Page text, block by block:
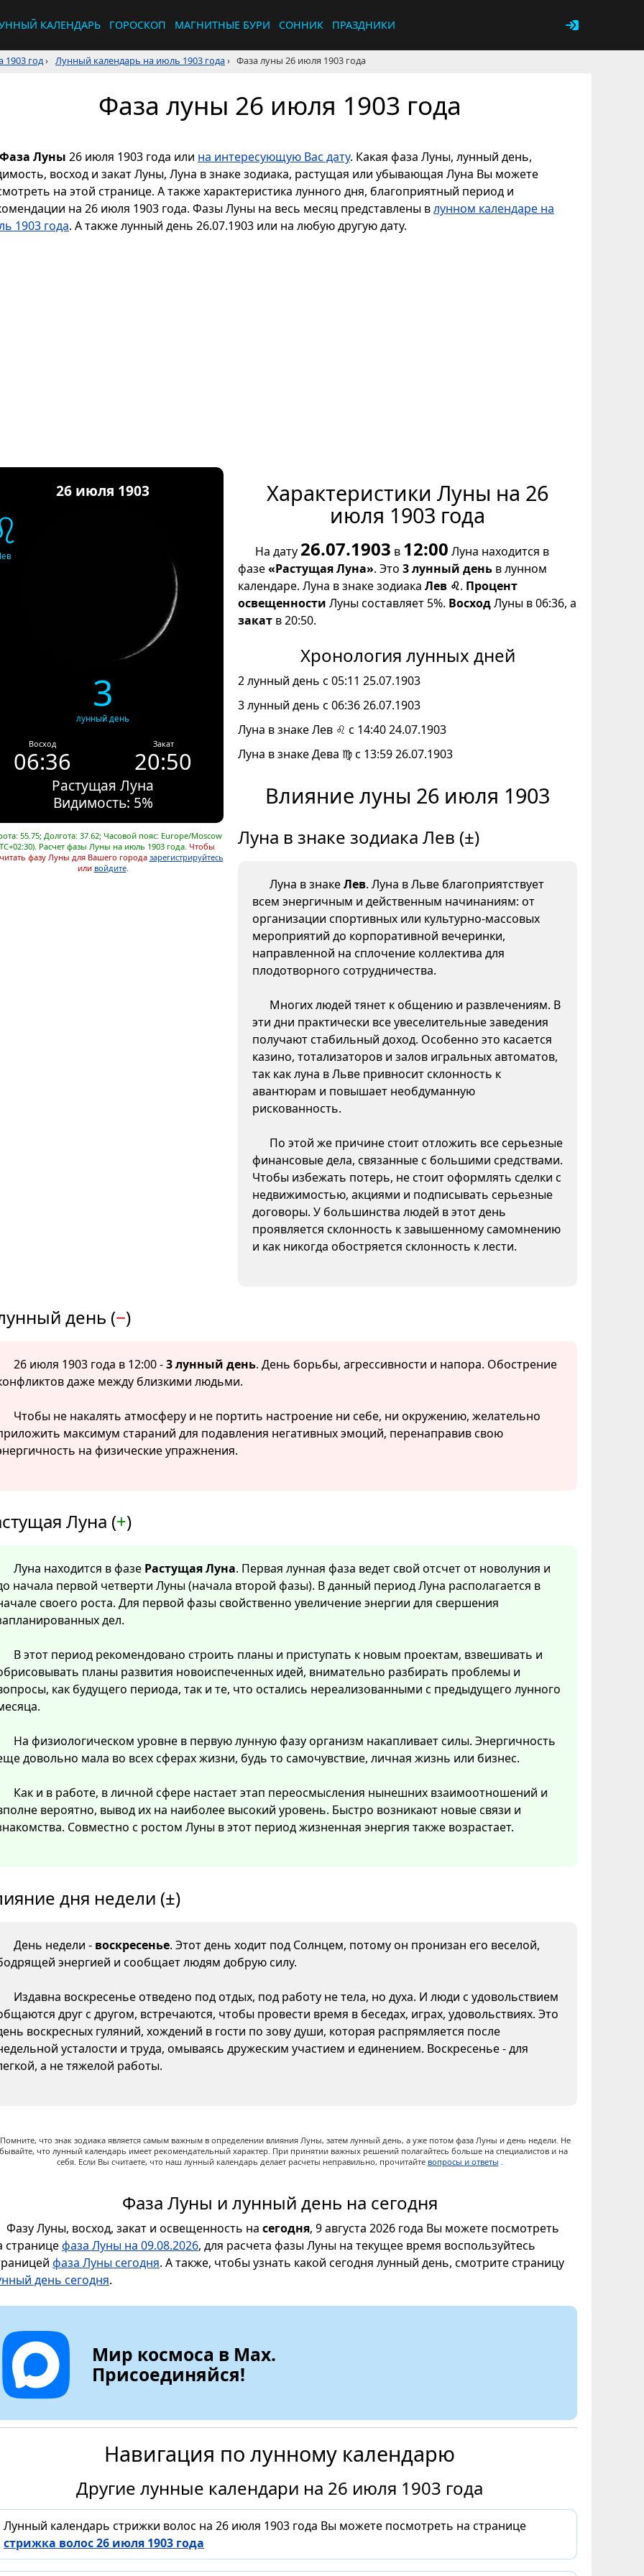
КАЛЕНДАРЬ ГОРОСКОП МАГНИТНЫЕ БУРИ СОННИК ПРАЗДНИКИ
1903 год› Лунный календарь на июль 1903 года› Фаза луны 26 июля 1903 года
Фаза луны 26 июля 1903 года
Фаза Луны 26 июля 1903 года или на интересующую Вас дату. Какая фаза Луны, лунный день,
восход и закат Луны, Луна в знаке зодиака, растущая или убывающая Луна Вы можете
на этой странице. А также характеристика лунного дня, благоприятный период и
на 26 июля 1903 года. Фазы Луны на весь месяц представлены влунном календаре на
1903 года. А также лунный день 26.07.1903 или на любую другую дату.
26 июля 1903
3
лунный день
Восход
06:36
Закат
20:50
Растущая Луна
Видимость: 5%
55.75; Долгота: 37.62; Часовой пояс: Europe/Moscow
Расчет фазы Луны на июль 1903 года. Чтобы
фазу Луны для Вашего города зарегистрируйтесь
или войдите.
Характеристики Луны на 26
июля 1903 года
На дату 26.07.1903 в 12:00 Луна находится в
фазе«Растущая Луна». Это 3 лунный день в лунном
календаре. Луна в знаке зодиака Лев ♌. Процент
освещенности Луны составляет 5%. ВосходЛуны в 06:36, а
закат в 20:50.
Хронология лунных дней
2 лунный день с 05:11 25.07.1903
3 лунный день с 06:36 26.07.1903
Луна в знаке Лев ♌ с 14:40 24.07.1903
Луна в знаке Дева ♍ с 13:59 26.07.1903
Влияние луны 26 июля 1903
Луна в знаке зодиака Лев (±)
Луна в знакеЛев. Луна в Льве благоприятствует
всем энергичным и действенным начинаниям: от
организации спортивных или культурно-массовых
мероприятий до корпоративной вечеринки,
направленной на сплочение коллектива для
плодотворного сотрудничества.
Многих людей тянет к общению и развлечениям. В
эти дни практически все увеселительные заведения
получают стабильный доход. Особенно это касается
казино, тотализаторов и залов игральных автоматов,
так как луна в Льве привносит склонность к
авантюрам и повышает необдуманную
рискованность.
По этой же причине стоит отложить все серьезные
финансовые дела, связанные с большими средствами.
Чтобы избежать потерь, не стоит оформлять сделки с
недвижимостью, акциями и подписывать серьезные
договоры. У большинства людей в этот день
проявляется склонность к завышенному самомнению
и как никогда обостряется склонность к лести.
день (−)
26 июля 1903 года в 12:00 -3 лунный день. День борьбы, агрессивности и напора. Обострение
даже между близкими людьми.
Чтобы не накалять атмосферу и не портить настроение ни себе, ни окружению, желательно
максимум стараний для подавления негативных эмоций, перенаправив свою
на физические упражнения.
Луна (+)
Луна находится в фазе Растущая Луна. Первая лунная фаза ведет свой отсчет от новолуния и
начала первой четверти Луны (начала второй фазы). В данный период Луна располагается в
своего роста. Для первой фазы свойственно увеличение энергии для свершения
дел.
В этот период рекомендовано строить планы и приступать к новым проектам, взвешивать и
планы развития новоиспеченных идей, внимательно разбирать проблемы и
как будущего периода, так и те, что остались нереализованными с предыдущего лунного
На физиологическом уровне в первую лунную фазу организм накапливает силы. Энергичность
довольно мала во всех сферах жизни, будь то самочувствие, личная жизнь или бизнес.
Как и в работе, в личной сфере настает этап переосмысления нынешних взаимоотношений и
вероятно, вывод их на наиболее высокий уровень. Быстро возникают новые связи и
Совместно с ростом Луны в этот период жизненная энергия также возрастает.
дня недели (±)
День недели - воскресенье. Этот день ходит под Солнцем, потому он пронизан его веселой,
энергией и сообщает людям добрую силу.
Издавна воскресенье отведено под отдых, под работу не тела, но духа. И люди с удовольствием
друг с другом, встречаются, чтобы провести время в беседах, играх, удовольствиях. Это
воскресных гуляний, хождений в гости по зову души, которая распрямляется после
усталости и труда, омываясь дружеским участием и единением. Воскресенье - для
а не тяжелой работы.
Помните, что знак зодиака является самым важным в определении влияния Луны, затем лунный день, а уже потом фаза Луны и день недели. Не
что лунный календарь имеет рекомендательный характер. При принятии важных решений полагайтесь больше на специалистов и на
себя. Если Вы считаете, что наш лунный календарь делает расчеты неправильно, прочитайте вопросы и ответы .
Фаза Луны и лунный день на сегодня
Фазу Луны, восход, закат и освещенность на сегодня, 9 августа 2026 года Вы можете посмотреть
страницефаза Луны на 09.08.2026, для расчета фазы Луны на текущее время воспользуйтесь
фаза Луны сегодня. А также, чтобы узнать какой сегодня лунный день, смотрите страницу
день сегодня.
Мир космоса в Max.
Присоединяйся!
Навигация по лунному календарю
Другие лунные календари на 26 июля 1903 года
Лунный календарь стрижки волос на 26 июля 1903 года Вы можете посмотреть на странице
стрижка волос 26 июля 1903 года